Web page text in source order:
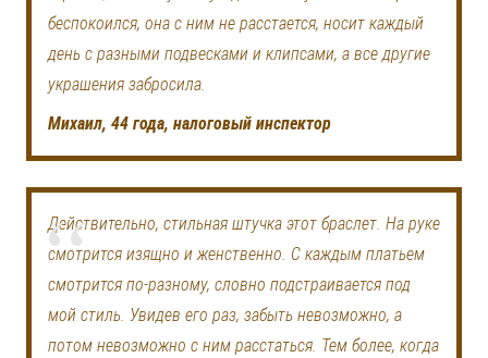
беспокоился, она с ним не расстается, носит каждый
день с разными подвесками и клипсами, а все другие
украшения забросила.
Михаил, 44 года, налоговый инспектор
Действительно, стильная штучка этот браслет. На руке
смотрится изящно и женственно. С каждым платьем
смотрится по-разному, словно подстраивается под
мой стиль. Увидев его раз, забыть невозможно, а
потом невозможно с ним расстаться. Тем более, когда